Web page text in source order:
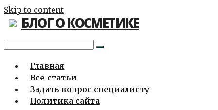
Skip to content
БЛОГ О КОСМЕТИКЕ
Главная
Все статьи
Задать вопрос специалисту
Политика сайта